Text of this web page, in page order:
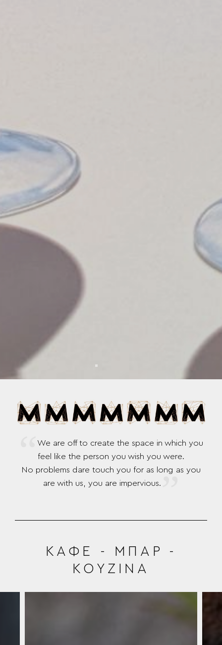
We are off to create the space in which you
feel like the person you wish you were.
No problems dare touch you for as long as you
are with us, you are impervious.
”
ΚΑΦΕ - ΜΠΑΡ -
ΚΟΥΖΙΝΑ